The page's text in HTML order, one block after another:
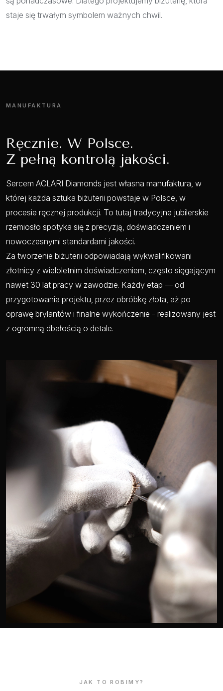
staje się trwałym symbolem ważnych chwil.
MANUFAKTURA
Ręcznie. W Polsce.
Z pełną kontrolą jakości.
Sercem ACLARI Diamonds jest własna manufaktura, w
której każda sztuka biżuterii powstaje w Polsce, w
procesie ręcznej produkcji. To tutaj tradycyjne jubilerskie
rzemiosło spotyka się z precyzją, doświadczeniem i
nowoczesnymi standardami jakości.
Za tworzenie biżuterii odpowiadają wykwalifikowani
złotnicy z wieloletnim doświadczeniem, często sięgającym
nawet 30 lat pracy w zawodzie. Każdy etap — od
przygotowania projektu, przez obróbkę złota, aż po
oprawę brylantów i finalne wykończenie - realizowany jest
z ogromną dbałością o detale.
JAK TO ROBIMY?